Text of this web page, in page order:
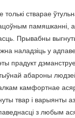
толькі стварае
памяшканні,
Прывабны
наладзіць у
прадукт
абароны
камфортнае
твар і варыянты
з любым